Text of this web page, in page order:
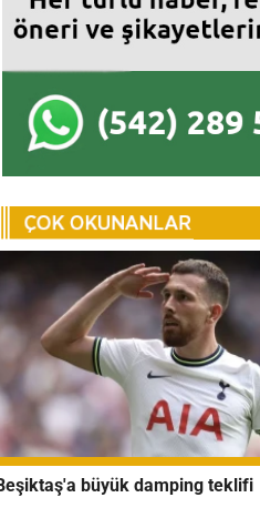
büyük damping teklifi